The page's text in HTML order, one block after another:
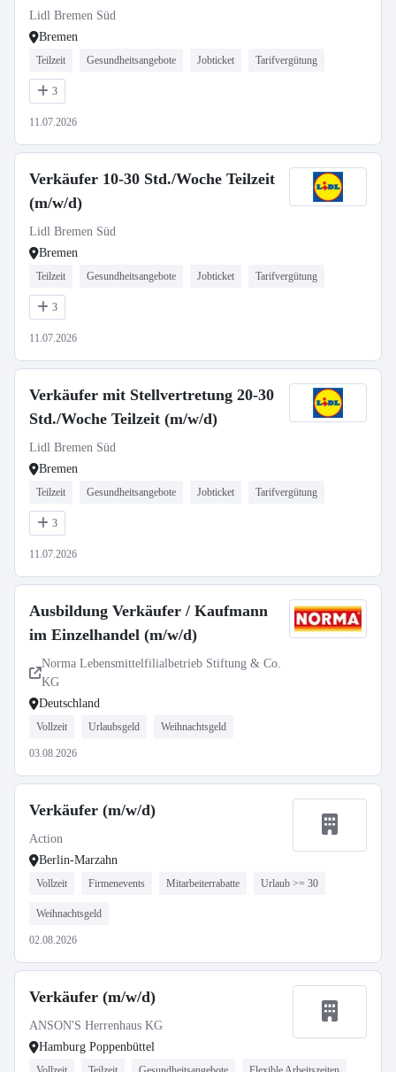
Lidl Bremen Süd
Bremen
Teilzeit Gesundheitsangebote Jobticket Tarifvergütung
3
11.07.2026
Verkäufer 10-30 Std./Woche Teilzeit
(m/w/d)
Lidl Bremen Süd
Bremen
Teilzeit Gesundheitsangebote Jobticket Tarifvergütung
3
11.07.2026
Verkäufer mit Stellvertretung 20-30
Std./Woche Teilzeit (m/w/d)
Lidl Bremen Süd
Bremen
Teilzeit Gesundheitsangebote Jobticket Tarifvergütung
3
11.07.2026
Ausbildung Verkäufer / Kaufmann
im Einzelhandel (m/w/d)
Norma Lebensmittelfilialbetrieb Stiftung & Co.
KG
Deutschland
Vollzeit Urlaubsgeld Weihnachtsgeld
03.08.2026
Verkäufer (m/w/d)
Action
Berlin-Marzahn
Vollzeit Firmenevents Mitarbeiterrabatte Urlaub >= 30
Weihnachtsgeld
02.08.2026
Verkäufer (m/w/d)
ANSON'S Herrenhaus KG
Hamburg Poppenbüttel